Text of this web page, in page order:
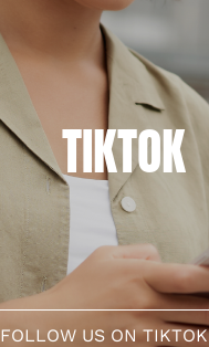
TIKTOK
FOLLOW US ON TIKTOK